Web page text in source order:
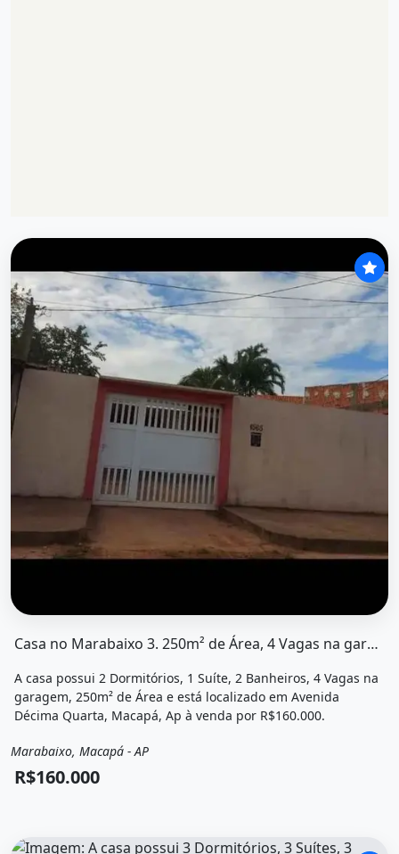
Casa no Marabaixo 3. 250m² de Área, 4 Vagas na garageme2...
A casa possui 2 Dormitórios, 1 Suíte, 2 Banheiros, 4 Vagas na
garagem, 250m² de Área e está localizado em Avenida
Décima Quarta, Macapá, Ap à venda por R$160.000.
Venda Casa
Marabaixo, Macapá - AP
R$160.000